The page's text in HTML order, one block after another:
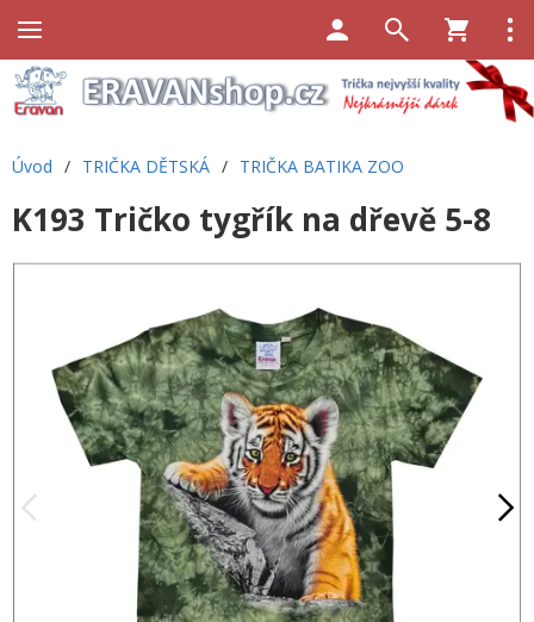
Úvod / TRIČKA DĚTSKÁ / TRIČKA BATIKA ZOO
K193 Tričko tygřík na dřevě 5-8